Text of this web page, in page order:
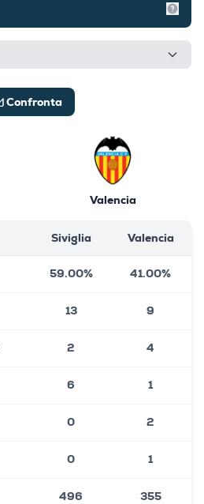
Confronta
Valencia
Siviglia Valencia
59.00% 41.00%
13 9
2 4
6 1
0 2
0 1
496 355